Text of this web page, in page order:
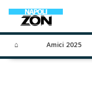
⌂ Amici 2025